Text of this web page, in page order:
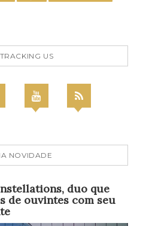
US
NOVIDADE
duo que
de ouvintes com seu